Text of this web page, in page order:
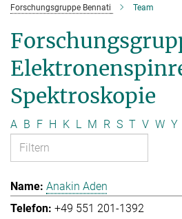
Forschungsgruppe Bennati Team
Spektroskopie
A B F H K L M R S T V W Y
Anakin Aden
+49 551 201-1392